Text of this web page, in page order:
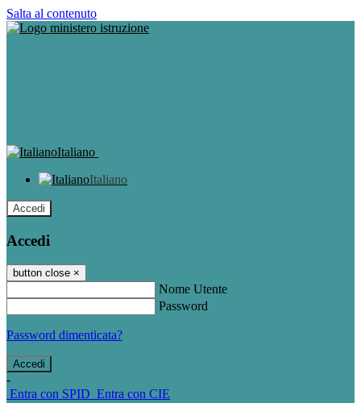
Salta al contenuto
Italiano
Italiano
Accedi
Accedi
button close ×
Nome Utente
Password
Password dimenticata?
-
Entra con SPID Entra con CIE